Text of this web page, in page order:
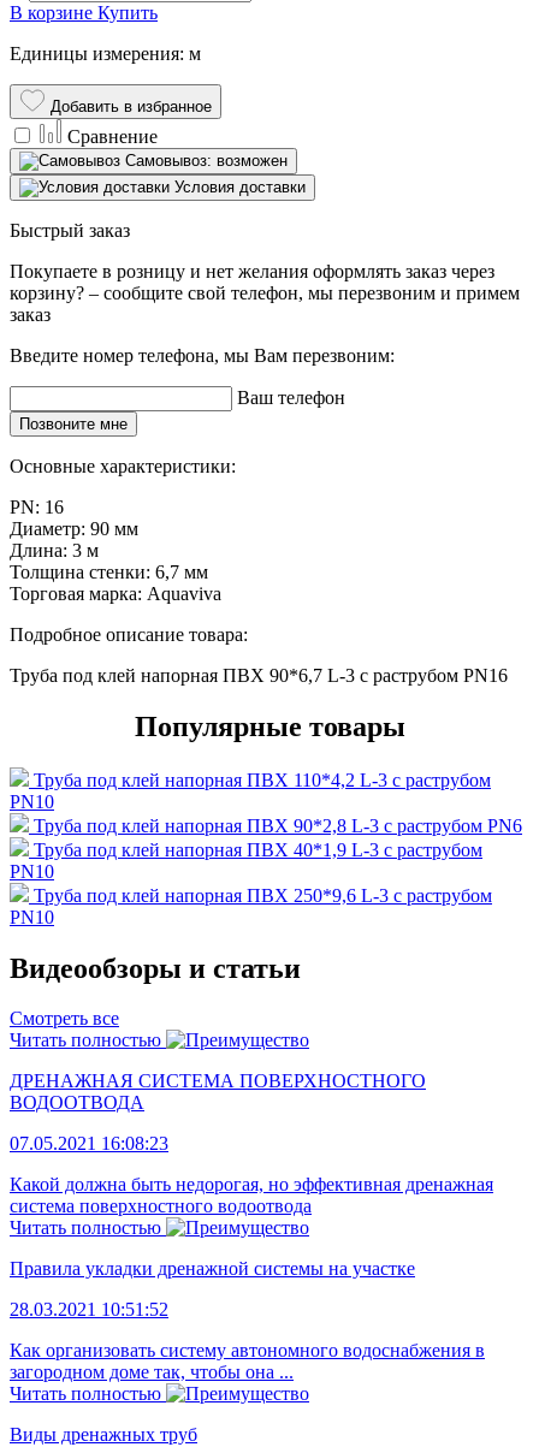
В корзине Купить
Единицы измерения: м
Добавить в избранное
Сравнение
Самовывоз: возможен
Условия доставки
Быстрый заказ
Покупаете в розницу и нет желания оформлять заказ через
корзину? – сообщите свой телефон, мы перезвоним и примем
заказ
Введите номер телефона, мы Вам перезвоним:
Ваш телефон
Позвоните мне
Основные характеристики:
PN: 16
Диаметр: 90 мм
Длина: 3 м
Толщина стенки: 6,7 мм
Торговая марка: Aquaviva
Подробное описание товара:
Труба под клей напорная ПВХ 90*6,7 L-3 с раструбом PN16
Популярные товары
Труба под клей напорная ПВХ 110*4,2 L-3 с раструбом
PN10
Труба под клей напорная ПВХ 90*2,8 L-3 с раструбом PN6
Труба под клей напорная ПВХ 40*1,9 L-3 с раструбом
PN10
Труба под клей напорная ПВХ 250*9,6 L-3 с раструбом
PN10
Видеообзоры и статьи
Смотреть все
Читать полностью
ДРЕНАЖНАЯ СИСТЕМА ПОВЕРХНОСТНОГО
ВОДООТВОДА
07.05.2021 16:08:23
Какой должна быть недорогая, но эффективная дренажная
система поверхностного водоотвода
Читать полностью
Правила укладки дренажной системы на участке
28.03.2021 10:51:52
Как организовать систему автономного водоснабжения в
загородном доме так, чтобы она ...
Читать полностью
Виды дренажных труб